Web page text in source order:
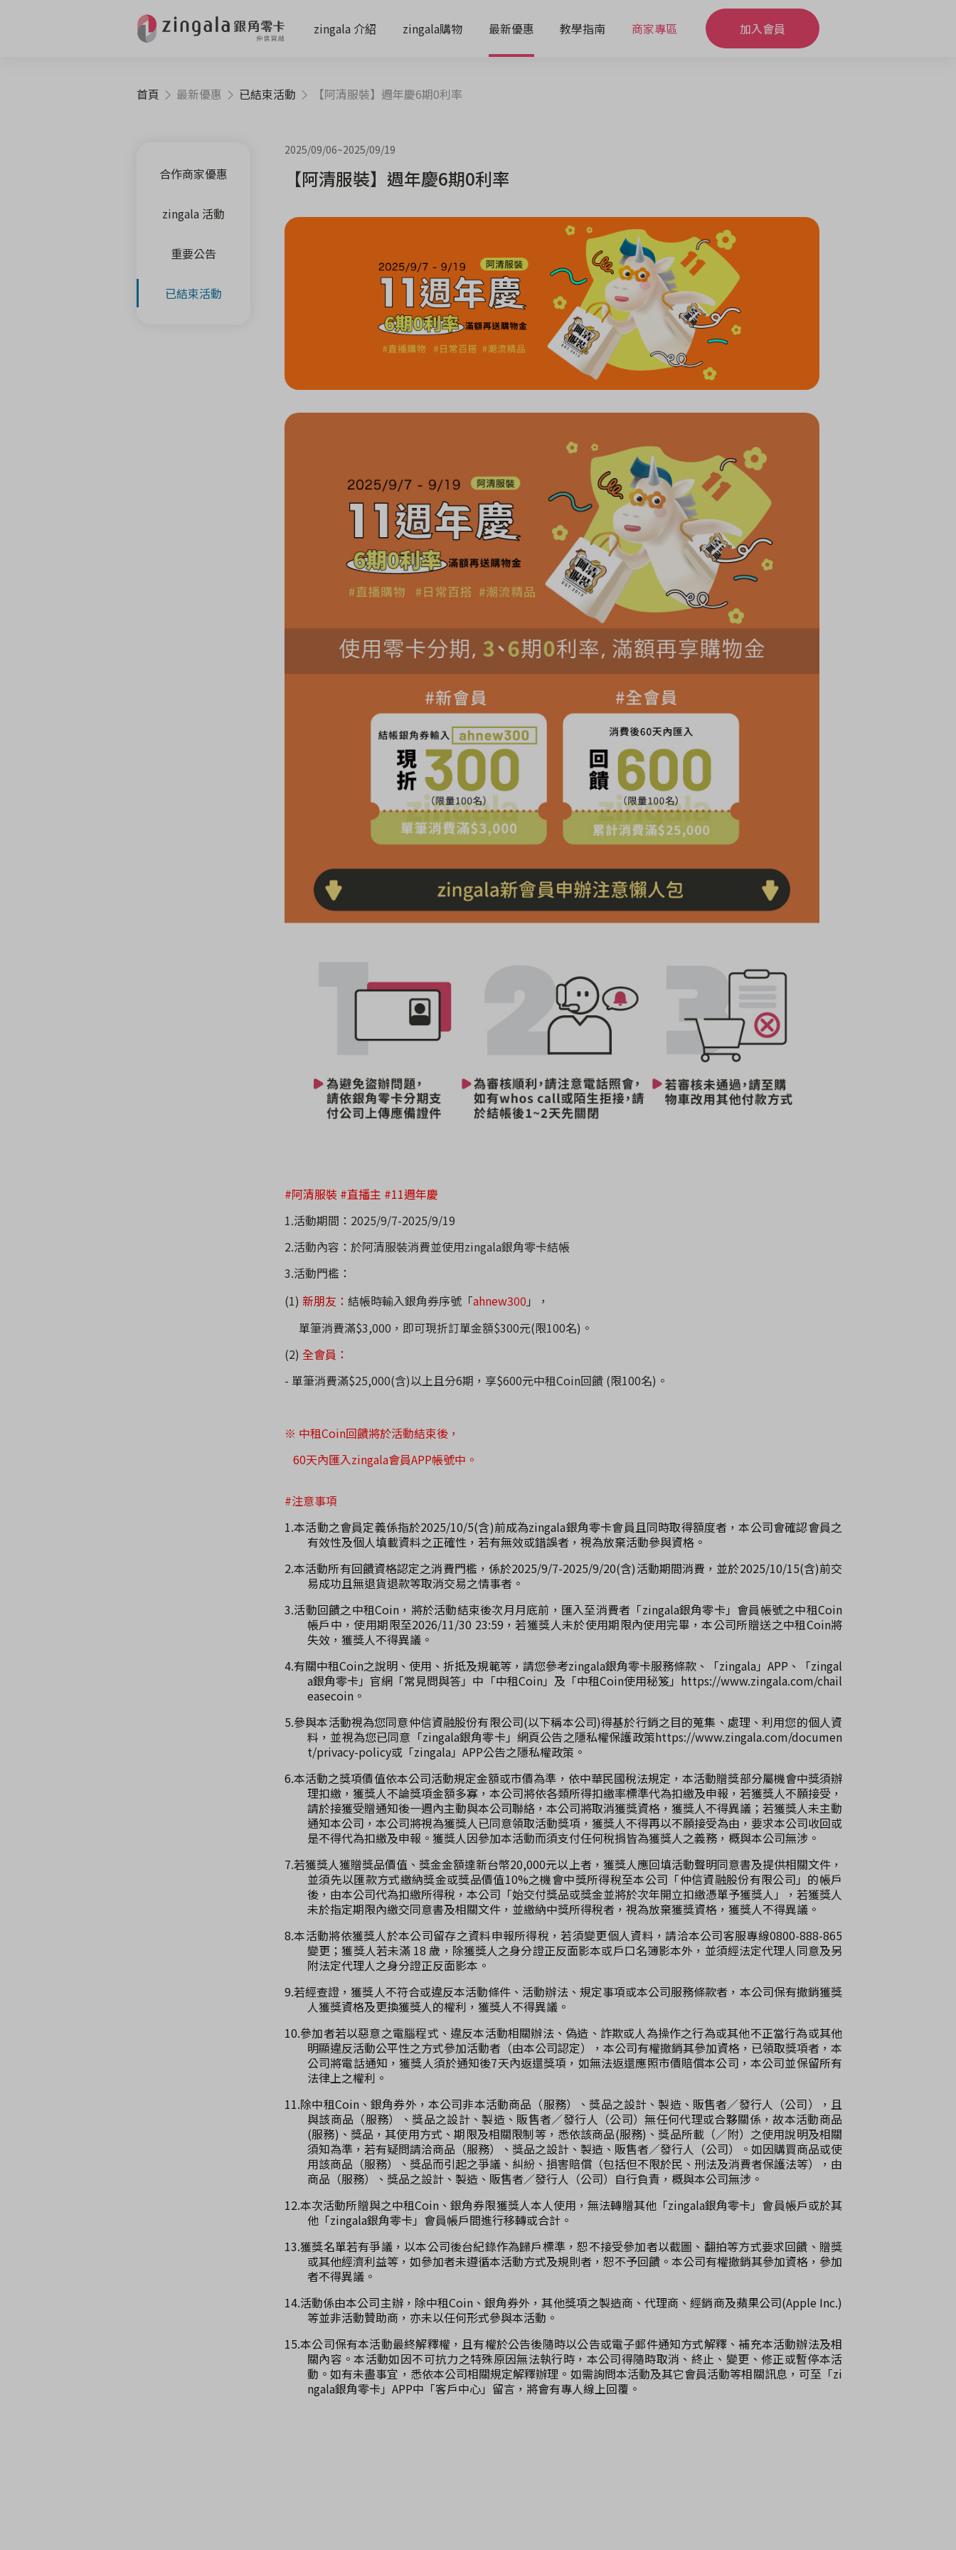
zingala 介紹 zingala購物 最新優惠 教學指南 商家專區 加入會員
首頁 最新優惠 已結束活動 【阿清服裝】週年慶6期0利率
合作商家優惠
zingala 活動
重要公告
已結束活動
2025/09/06~2025/09/19
【阿清服裝】週年慶6期0利率
#阿清服裝 #直播主 #11週年慶
1.活動期間： 2025/9/7-2025/9/19
2.活動內容： 於阿清服裝消費並使用zingala銀角零卡結帳
3.活動門檻：
(1) 新朋友： 結帳時輸入銀角券序號「ahnew300 」，
單筆消費滿$3,000 ， 即可現折訂單金額$300元(限100名)。
(2) 全會員：
- 單筆消費滿$25,000(含)以上且分6期 ， 享$600元中租Coin回饋 (限100名)。
※ 中租Coin回饋將於活動結束後，
60天內匯入zingala會員APP帳號中。
#注意事項
1.本活動之會員定義係指於2025/10/5(含)前成為zingala銀角零卡會員且同時取得額度者，本公司會確認會員之
有效性及個人填載資料之正確性，若有無效或錯誤者，視為放棄活動參與資格。
2.本活動所有回饋資格認定之消費門檻，係於2025/9/7-2025/9/20(含)活動期間消費，並於2025/10/15(含)前交
易成功且無退貨退款等取消交易之情事者。
3.活動回饋之中租Coin，將於活動結束後次月月底前，匯入至消費者「zingala銀角零卡」會員帳號之中租Coin
帳戶中，使用期限至2026/11/30 23:59，若獲獎人未於使用期限內使用完畢，本公司所贈送之中租Coin將
失效，獲獎人不得異議。
4.有關中租Coin之說明、使用、折抵及規範等，請您參考zingala銀角零卡服務條款、「zingala」APP、「zingal
a銀角零卡」官網「常見問與答」中「中租Coin」及「中租Coin使用秘笈」https://www.zingala.com/chail
easecoin。
5.參與本活動視為您同意仲信資融股份有限公司(以下稱本公司)得基於行銷之目的蒐集、處理、利用您的個人資
料，並視為您已同意「zingala銀角零卡」網頁公告之隱私權保護政策https://www.zingala.com/documen
t/privacy-policy或「zingala」APP公告之隱私權政策。
6.本活動之獎項價值依本公司活動規定金額或市價為準，依中華民國稅法規定，本活動贈獎部分屬機會中獎須辦
理扣繳，獲獎人不論獎項金額多寡，本公司將依各類所得扣繳率標準代為扣繳及申報，若獲獎人不願接受，
請於接獲受贈通知後一週內主動與本公司聯絡，本公司將取消獲獎資格，獲獎人不得異議；若獲獎人未主動
通知本公司，本公司將視為獲獎人已同意領取活動獎項，獲獎人不得再以不願接受為由，要求本公司收回或
是不得代為扣繳及申報。獲獎人因參加本活動而須支付任何稅捐皆為獲獎人之義務，概與本公司無涉。
7.若獲獎人獲贈獎品價值、獎金金額達新台幣20,000元以上者，獲獎人應回填活動聲明同意書及提供相關文件，
並須先以匯款方式繳納獎金或獎品價值10%之機會中獎所得稅至本公司「仲信資融股份有限公司」的帳戶
後，由本公司代為扣繳所得稅，本公司「始交付獎品或獎金並將於次年開立扣繳憑單予獲獎人」，若獲獎人
未於指定期限內繳交同意書及相關文件，並繳納中獎所得稅者，視為放棄獲獎資格，獲獎人不得異議。
8.本活動將依獲獎人於本公司留存之資料申報所得稅，若須變更個人資料，請洽本公司客服專線0800-888-865
變更；獲獎人若未滿 18 歲，除獲獎人之身分證正反面影本或戶口名簿影本外，並須經法定代理人同意及另
附法定代理人之身分證正反面影本。
9.若經查證，獲獎人不符合或違反本活動條件、活動辦法、規定事項或本公司服務條款者，本公司保有撤銷獲獎
人獲獎資格及更換獲獎人的權利，獲獎人不得異議。
10.參加者若以惡意之電腦程式、違反本活動相關辦法、偽造、詐欺或人為操作之行為或其他不正當行為或其他
明顯違反活動公平性之方式參加活動者（由本公司認定），本公司有權撤銷其參加資格，已領取獎項者，本
公司將電話通知，獲獎人須於通知後7天內返還獎項，如無法返還應照市價賠償本公司，本公司並保留所有
法律上之權利。
11.除中租Coin、銀角券外，本公司非本活動商品（服務）、獎品之設計、製造、販售者／發行人（公司），且
與該商品（服務）、獎品之設計、製造、販售者／發行人（公司）無任何代理或合夥關係，故本活動商品
(服務)、獎品，其使用方式、期限及相關限制等，悉依該商品(服務)、獎品所載（／附）之使用說明及相關
須知為準，若有疑問請洽商品（服務）、獎品之設計、製造、販售者／發行人（公司）。如因購買商品或使
用該商品（服務）、獎品而引起之爭議、糾紛、損害賠償（包括但不限於民、刑法及消費者保護法等），由
商品（服務）、獎品之設計、製造、販售者／發行人（公司）自行負責，概與本公司無涉。
12.本次活動所贈與之中租Coin、銀角券限獲獎人本人使用，無法轉贈其他「zingala銀角零卡」會員帳戶或於其
他「zingala銀角零卡」會員帳戶間進行移轉或合計。
13.獲獎名單若有爭議，以本公司後台紀錄作為歸戶標準，恕不接受參加者以截圖、翻拍等方式要求回饋、贈獎
或其他經濟利益等，如參加者未遵循本活動方式及規則者，恕不予回饋。本公司有權撤銷其參加資格，參加
者不得異議。
14.活動係由本公司主辦，除中租Coin、銀角券外，其他獎項之製造商、代理商、經銷商及蘋果公司(Apple Inc.)
等並非活動贊助商，亦未以任何形式參與本活動。
15.本公司保有本活動最終解釋權，且有權於公告後隨時以公告或電子郵件通知方式解釋、補充本活動辦法及相
關內容。本活動如因不可抗力之特殊原因無法執行時，本公司得隨時取消、終止、變更、修正或暫停本活
動。如有未盡事宜，悉依本公司相關規定解釋辦理。如需詢問本活動及其它會員活動等相關訊息，可至「zi
ngala銀角零卡」APP中「客戶中心」留言，將會有專人線上回覆。